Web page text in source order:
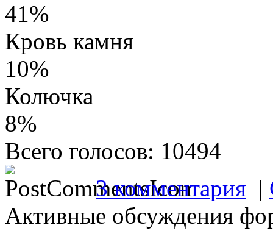
41%
Кровь камня
10%
Колючка
8%
Всего голосов: 10494
3 комментария |
Активные обсуждения